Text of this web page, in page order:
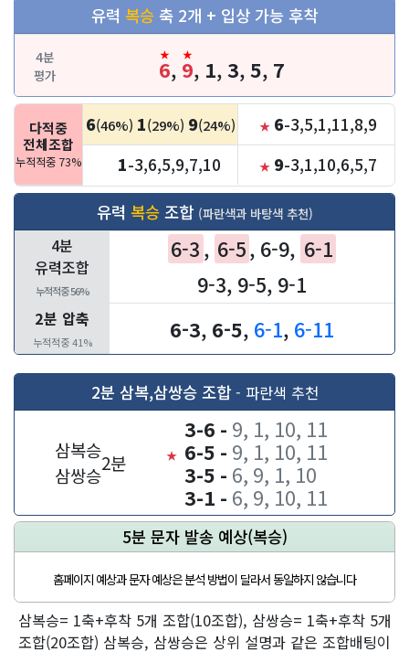
유력 복승 축 2개 + 입상 가능 후착
4분
평가
6, 9, 1,3,5, 7
다적중
전체조합
누적적중 73%
6(46%) 1(29%) 9(24%) ★ 6-3,5,1,11,8,9
1-3,6,5,9,7,10 ★ 9-3,1,10,6,5,7
유력 복승조합 (파란색과 바탕색 추천)
4분
유력조합
누적적중 56%
6-3, 6-5, 6-9, 6-1
9-3, 9-5, 9-1
2분 압축
누적적중 41% 6-3, 6-5, 6-1, 6-11
2분 삼복,삼쌍승 조합 - 파란색 추천
삼복승
삼쌍승
2분
3-6 - 9, 1, 10, 11
★ 6-5 - 9, 1, 10, 11
3-5 - 6, 9, 1, 10
3-1 - 6, 9, 10, 11
5분 문자 발송 예상(복승)
홈페이지 예상과 문자 예상은 분석 방법이 달라서 동일하지 않습니다
삼복승= 1축+후착 5개 조합(10조합), 삼쌍승= 1축+후착 5개
조합(20조합) 삼복승, 삼쌍승은 상위 설명과 같은 조합배팅이